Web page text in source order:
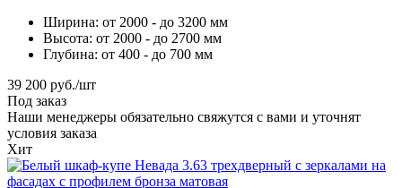
Ширина: от 2000 - до 3200 мм
Высота: от 2000 - до 2700 мм
Глубина: от 400 - до 700 мм
39 200 руб./шт
Под заказ
Наши менеджеры обязательно свяжутся с вами и уточнят
условия заказа
Хит